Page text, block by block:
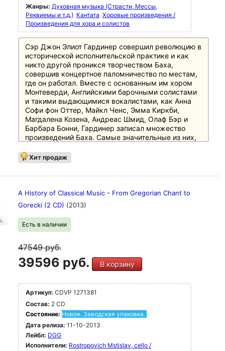
Жанры: Духовная музыка (Страсти, Мессы,
Реквиемы и т.д.) Кантата Хоровые произведения /
Произведения для хора и солистов
Сэр Джон Элиот Гардинер совершил революцию в
исторической исполнительской практике и как
никто другой проникся творчеством Баха,
совершив концертное паломничество по местам,
где он работал. Вместе с основанным им хором
Монтеверди, Английскими барочными солистами
и такими выдающимися вокалистами, как Анна
Софи фон Оттер, Майкл Ченс, Эмма Киркби,
Магдалена Козена, Андреас Шмид, Олаф Бэр и
Барбара Бонни, Гардинер записал множество
произведений Баха. Самые значительные из них,
ораторию, впечатляюще звучные "Страсти по
святому Матфею", "Страсти по святому Иоанну",
ограниченном издании на 22 компакт-дисках.
Издание поставляется в современной коробке с
крышкой и 32-страничным буклетом и
предлагает непревзойденное соотношение цены и
качества.
Audio 2/86: "Результат - сенсация, независимо от
того, где вы слушаете: Все здесь на месте" (BWV
232)
FonoForum 1/90: "Хор Монтеверди выступает на
высоком уровне. Оркестр отвечает на постоянное
движение Гардинера вперед с энергией и
расставляет ритмически четкие акценты
ритмически заостренные акценты" (BWV 244)
FonoForum 12/87: "Тонкая, современная,
идиосинкразическая запись с английским
Хит продаж
A History of Classical Music - From Gregorian Chant to
Gorecki (2 CD) (2013)
Есть в наличии
47549руб.
39596 руб. В корзину
Артикул: CDVP 1271381
Состав: 2 CD
Состояние: Новое. Заводская упаковка.
Дата релиза: 11-10-2013
Лейбл: DGG
Исполнители: Rostropovich Mstislav, cello /